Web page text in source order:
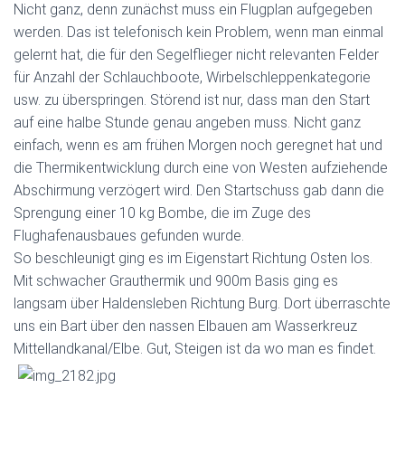
Nicht ganz, denn zunächst muss ein Flugplan aufgegeben
werden. Das ist telefonisch kein Problem, wenn man einmal
gelernt hat, die für den Segelflieger nicht relevanten Felder
für Anzahl der Schlauchboote, Wirbelschleppenkategorie
usw. zu überspringen. Störend ist nur, dass man den Start
auf eine halbe Stunde genau angeben muss. Nicht ganz
einfach, wenn es am frühen Morgen noch geregnet hat und
die Thermikentwicklung durch eine von Westen aufziehende
Abschirmung verzögert wird. Den Startschuss gab dann die
Sprengung einer 10 kg Bombe, die im Zuge des
Flughafenausbaues gefunden wurde.
So beschleunigt ging es im Eigenstart Richtung Osten los.
Mit schwacher Grauthermik und 900m Basis ging es
langsam über Haldensleben Richtung Burg. Dort überraschte
uns ein Bart über den nassen Elbauen am Wasserkreuz
Mittellandkanal/Elbe. Gut, Steigen ist da wo man es findet.